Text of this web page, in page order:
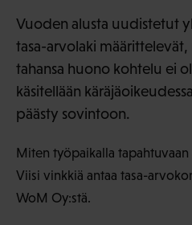
Vuoden alusta uudistetut
tasa-arvolaki
tahansa huono kohtelu ei
käsitellään
päästy sovintoon.
Miten työpaikalla
Viisi vinkkiä antaa tasa-
WoM Oy:stä.